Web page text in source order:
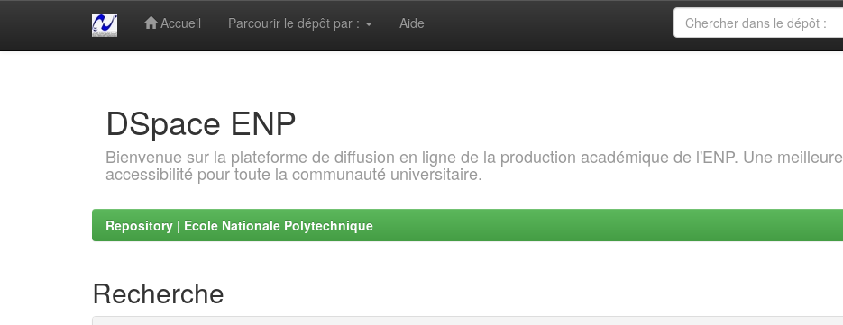
Accueil Parcourir le dépôt par : Aide
DSpace ENP
Bienvenue sur la plateforme de diffusion en ligne de la production académique de l'ENP. Une meilleure
accessibilité pour toute la communauté universitaire.
Repository | Ecole Nationale Polytechnique
Recherche